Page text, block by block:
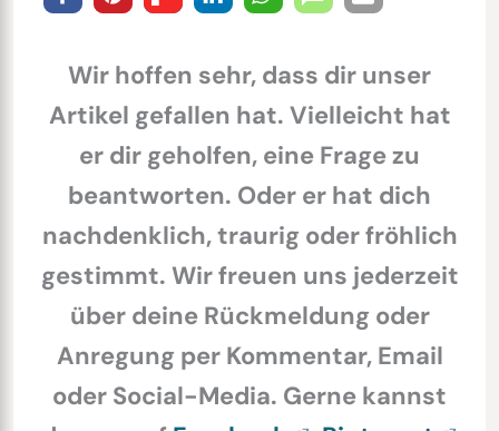
Wir hoffen sehr, dass dir unser
Artikel gefallen hat. Vielleicht hat
er dir geholfen, eine Frage zu
beantworten. Oder er hat dich
nachdenklich, traurig oder fröhlich
gestimmt. Wir freuen uns jederzeit
über deine Rückmeldung oder
Anregung per Kommentar, Email
oder Social-Media. Gerne kannst